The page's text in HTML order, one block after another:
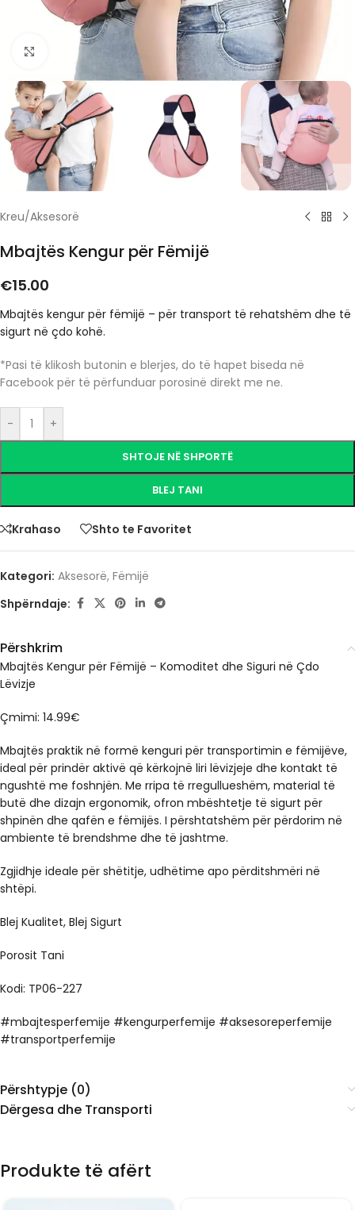
Click to enlarge
Kreu/Aksesorë
Mbajtës Kengur për Fëmijë
€15.00
Mbajtës kengur për fëmijë – për transport të rehatshëm dhe të
sigurt në çdo kohë.
*Pasi të klikosh butonin e blerjes, do të hapet biseda në
Facebook për të përfunduar porosinë direkt me ne.
- +
SHTOJE NË SHPORTË
BLEJ TANI
Krahaso Shto te Favoritet
Kategori: Aksesorë, Fëmijë
Shpërndaje:
Përshkrim
Mbajtës Kengur për Fëmijë – Komoditet dhe Siguri në Çdo
Lëvizje
Çmimi: 14.99€
Mbajtës praktik në formë kenguri për transportimin e fëmijëve,
ideal për prindër aktivë që kërkojnë liri lëvizjeje dhe kontakt të
ngushtë me foshnjën. Me rripa të rregullueshëm, material të
butë dhe dizajn ergonomik, ofron mbështetje të sigurt për
shpinën dhe qafën e fëmijës. I përshtatshëm për përdorim në
ambiente të brendshme dhe të jashtme.
Zgjidhje ideale për shëtitje, udhëtime apo përditshmëri në
shtëpi.
Blej Kualitet, Blej Sigurt
Porosit Tani
Kodi: TP06-227
#mbajtesperfemije #kengurperfemije #aksesoreperfemije
#transportperfemije
Përshtypje (0)
Dërgesa dhe Transporti
Produkte të afërt